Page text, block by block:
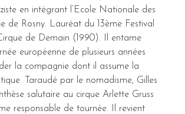
en intégrant l’Ecole Nationale des
de Rosny. Lauréat du 13ème Festival
de Demain (1990). Il entame
européenne de plusieurs années
la compagnie dont il assume la
Taraudé par le nomadisme, Gilles
salutaire au cirque Arlette Gruss
responsable de tournée. Il revient